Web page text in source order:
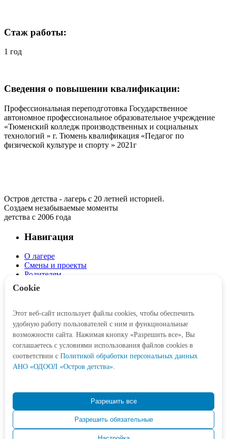
Стаж работы:
1 год
Сведения о повышении квалификации:
Профессиональная переподготовка Государственное
автономное профессиональное образовательное учреждение
«Тюменский колледж производственных и социальных
технологий » г. Тюмень квалификация «Педагог по
физической культуре и спорту » 2021г
Остров детства - лагерь с 20 летней историей.
Создаем незабываемые моменты
детства с 2006 года
Навигация
О лагере
Смены и проекты
Родителям
Детям
Личный кабинет
Корзина
Социальные сети
Контакты
+7 (3452) 77-21-47
Odetstva@obl72.ru
Город Тюмень,
Cookie
Этот веб-сайт использует файлы cookies, чтобы обеспечить
удобную работу пользователей с ним и функциональные
возможности сайта. Нажимая кнопку «Разрешить все», Вы
соглашаетесь с условиями использования файлов cookies в
соответствии c Политикой обработки персональных данных
АНО «ОДООЛ «Остров детства».
Разрешить все
Разрешить обязательные